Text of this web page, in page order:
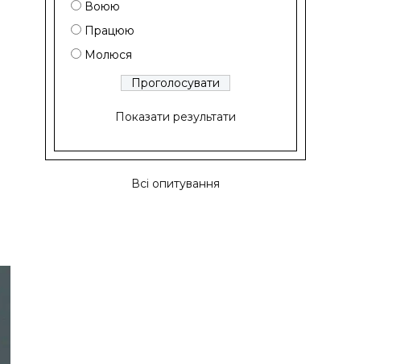
Воюю
Працюю
Молюся
Показати результати
Всі опитування